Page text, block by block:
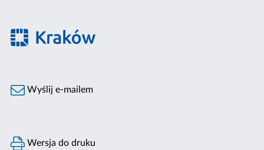
Wyślij e-mailem
Wersja do druku